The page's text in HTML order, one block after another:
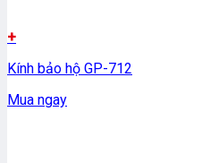
+
Kính bảo hộ GP-712
Mua ngay